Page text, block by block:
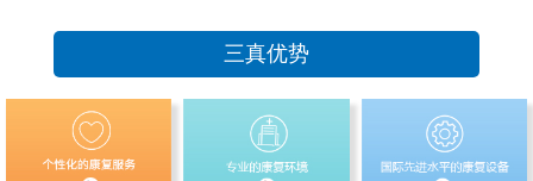
三真优势